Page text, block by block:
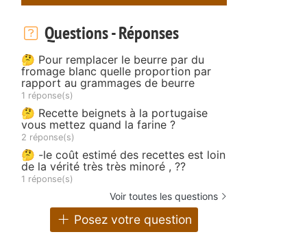
Questions - Réponses
🤔 Pour remplacer le beurre par du
fromage blanc quelle proportion par
rapport au grammages de beurre
1 réponse(s)
🤔 Recette beignets à la portugaise
vous mettez quand la farine ?
2 réponse(s)
🤔 -le coût estimé des recettes est loin
de la vérité très très minoré , ??
1 réponse(s)
Voir toutes les questions
Posez votre question